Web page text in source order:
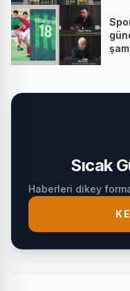
Sıcak
Haberleri dikey